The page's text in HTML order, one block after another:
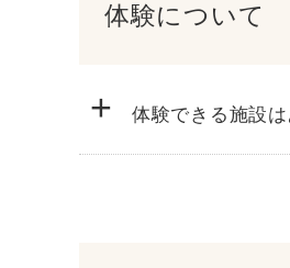
体験について
+ 体験できる施設